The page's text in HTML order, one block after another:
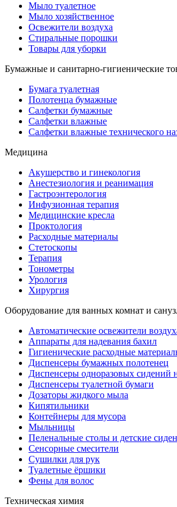
Мыло туалетное
Мыло хозяйственное
Освежители воздуха
Стиральные порошки
Товары для уборки
Бумажные и санитарно-гигиенические
Бумага туалетная
Полотенца бумажные
Салфетки бумажные
Салфетки влажные
Салфетки влажные технического
Медицина
Акушерство и гинекология
Анестезиология и реанимация
Гастроэнтерология
Инфузионная терапия
Медицинские кресла
Проктология
Расходные материалы
Стетоскопы
Терапия
Тонометры
Урология
Хирургия
Оборудование для ванных комнат и
Автоматические освежители
Аппараты для надевания бахил
Гигиенические расходные
Диспенсеры бумажных полотенец
Диспенсеры одноразовых сидений
Диспенсеры туалетной бумаги
Дозаторы жидкого мыла
Кипятильники
Контейнеры для мусора
Мыльницы
Пеленальные столы и детские
Сенсорные смесители
Сушилки для рук
Туалетные ёршики
Фены для волос
Техническая химия